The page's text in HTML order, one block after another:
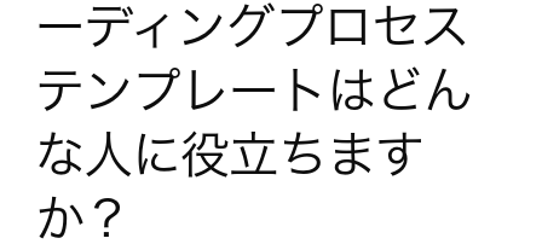
ーディングプロセス
テンプレートはどん
な人に役立ちます
か？